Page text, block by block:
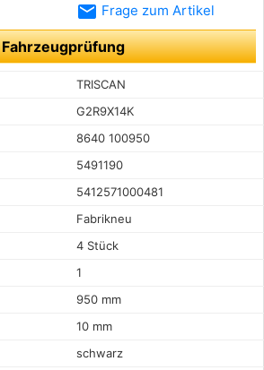
email Frage zum Artikel
Fahrzeugprüfung
TRISCAN
G2R9X14K
8640 100950
5491190
5412571000481
Fabrikneu
4 Stück
1
950 mm
10 mm
schwarz